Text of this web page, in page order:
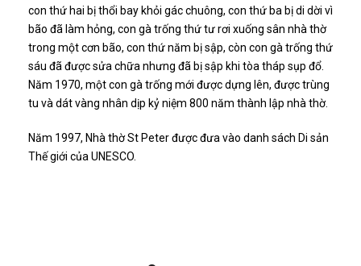
con thứ hai bị thổi bay khỏi gác chuông, con thứ ba bị di dời vì
bão đã làm hỏng, con gà trống thứ tư rơi xuống sân nhà thờ
trong một cơn bão, con thứ năm bị sập, còn con gà trống thứ
sáu đã được sửa chữa nhưng đã bị sập khi tòa tháp sụp đổ.
Năm 1970, một con gà trống mới được dựng lên, được trùng
tu và dát vàng nhân dịp kỷ niệm 800 năm thành lập nhà thờ.
Năm 1997, Nhà thờ St Peter được đưa vào danh sách Di sản
Thế giới của UNESCO.